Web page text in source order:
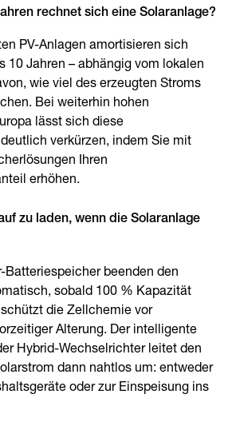
rechnet sich eine Solaranlage?
PV-Anlagen amortisieren sich
10 Jahren – abhängig vom lokalen
wie viel des erzeugten Stroms
Bei weiterhin hohen
lässt sich diese
verkürzen, indem Sie mit
Ihren
erhöhen.
zu laden, wenn die Solaranlage
Batteriespeicher beenden den
sobald 100 % Kapazität
die Zellchemie vor
Alterung. Der intelligente
Hybrid-Wechselrichter leitet den
dann nahtlos um: entweder
oder zur Einspeisung ins